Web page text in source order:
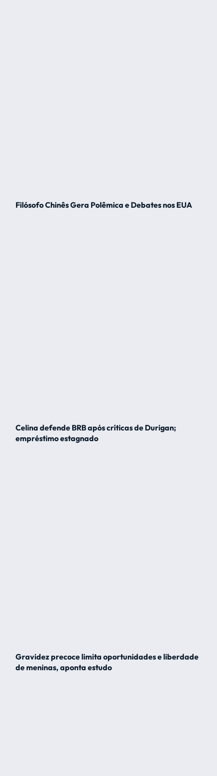
Filósofo Chinês Gera Polêmica e Debates nos EUA
Celina defende BRB após críticas de Durigan;
empréstimo estagnado
Gravidez precoce limita oportunidades e liberdade
de meninas, aponta estudo